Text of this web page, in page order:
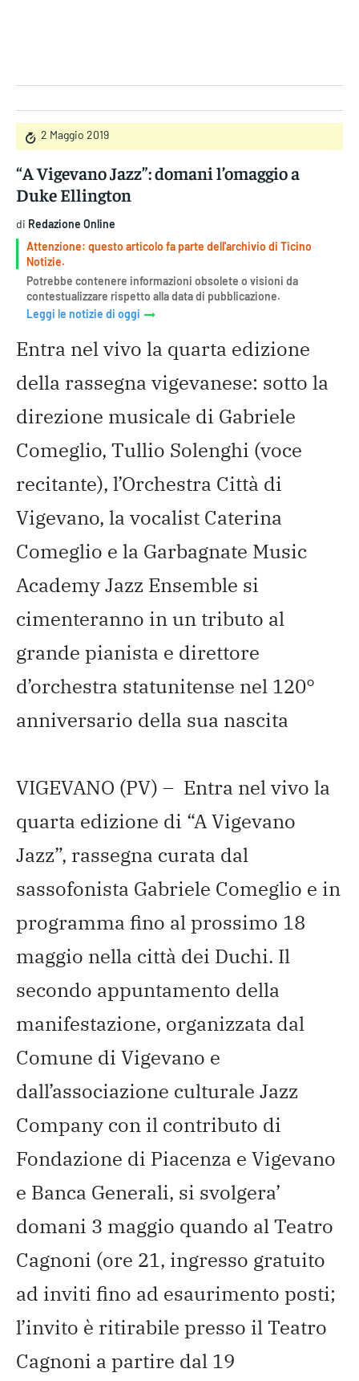
2 Maggio 2019
“A Vigevano Jazz”: domani l’omaggio a
Duke Ellington
di Redazione Online
Attenzione: questo articolo fa parte dell'archivio di Ticino
Notizie.
Potrebbe contenere informazioni obsolete o visioni da
contestualizzare rispetto alla data di pubblicazione.
Leggi le notizie di oggi
Entra nel vivo la quarta edizione
della rassegna vigevanese: sotto la
direzione musicale di Gabriele
Comeglio, Tullio Solenghi (voce
recitante), l’Orchestra Città di
Vigevano, la vocalist Caterina
Comeglio e la Garbagnate Music
Academy Jazz Ensemble si
cimenteranno in un tributo al
grande pianista e direttore
d’orchestra statunitense nel 120°
anniversario della sua nascita
VIGEVANO (PV) – Entra nel vivo la
quarta edizione di “A Vigevano
Jazz”, rassegna curata dal
sassofonista Gabriele Comeglio e in
programma fino al prossimo 18
maggio nella città dei Duchi. Il
secondo appuntamento della
manifestazione, organizzata dal
Comune di Vigevano e
dall’associazione culturale Jazz
Company con il contributo di
Fondazione di Piacenza e Vigevano
e Banca Generali, si svolgera’
domani 3 maggio quando al Teatro
Cagnoni (ore 21, ingresso gratuito
ad inviti fino ad esaurimento posti;
l’invito è ritirabile presso il Teatro
Cagnoni a partire dal 19